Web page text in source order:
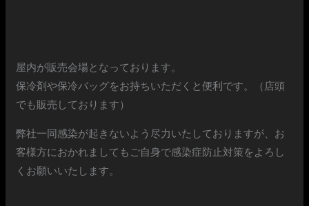
屋内が販売会場となっております。
保冷剤や保冷バッグをお持ちいただくと便利です。（店頭
でも販売しております）
弊社一同感染が起きないよう尽力いたしておりますが、お
客様方におかれましてもご自身で感染症防止対策をよろし
くお願いいたします。